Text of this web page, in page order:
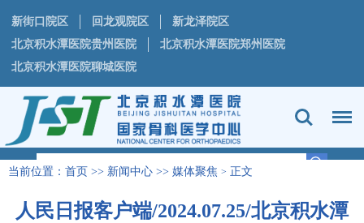
新街口院区 回龙观院区
新龙泽院区
北京积水潭医院贵州医院
北京积水潭医院郑州医院
北京积水潭医院聊城医院
当前位置： 首页 >> 新闻中心 >> 媒体聚焦 > 正文
人民日报客户端/2024.07.25/北京积水潭